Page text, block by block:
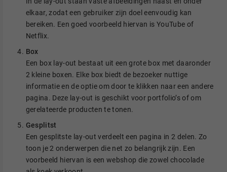
elkaar, zodat een gebruiker zijn doel eenvoudig kan
bereiken. Een goed voorbeeld hiervan is YouTube of
Netflix.
Box
Een box lay-out bestaat uit een grote box met daaronder
2 kleine boxen. Elke box biedt de bezoeker nuttige
informatie en de optie om door te klikken naar een andere
pagina. Deze lay-out is geschikt voor portfolio’s of om
gerelateerde producten te tonen.
Gesplitst
Een gesplitste lay-out verdeelt een pagina in 2 delen. Zo
toon je 2 onderwerpen die net zo belangrijk zijn. Een
voorbeeld hiervan is een webshop die zowel chocolade